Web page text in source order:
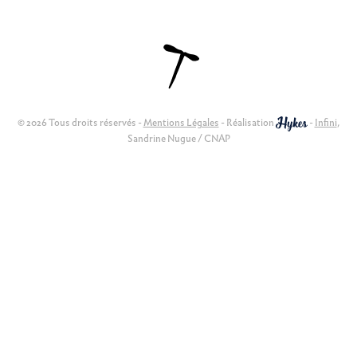
© 2026 Tous droits réservés -Mentions Légales - Réalisation - Infini,
Sandrine Nugue / CNAP